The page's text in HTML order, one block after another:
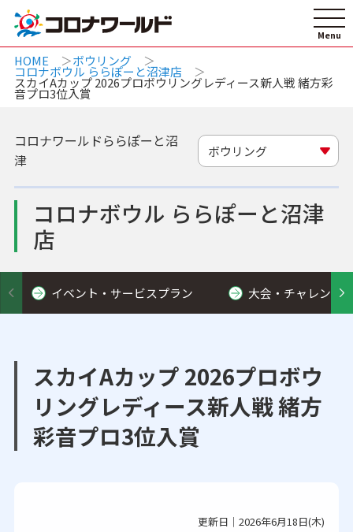
HOME ボウリング
コロナボウル ららぽーと沼津店
スカイAカップ 2026プロボウリングレディース新人戦 緒方彩
音プロ3位入賞
コロナボウル ららぽーと沼津
店
コロナワールドららぽーと沼
津
ボウリング
イベント・サービスプラン 大会・チャレンジ
スカイAカップ 2026プロボウ
リングレディース新人戦 緒方
彩音プロ3位入賞
更新日｜2026年6月18日(木)